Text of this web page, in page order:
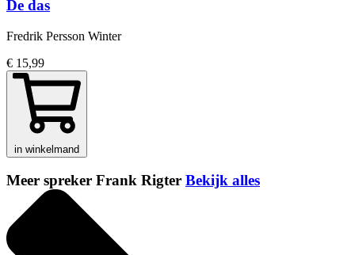
De das
Fredrik Persson Winter
€ 15,99
in winkelmand
Meer spreker Frank Rigter Bekijk alles